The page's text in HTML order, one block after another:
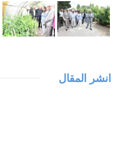
انشر المقال